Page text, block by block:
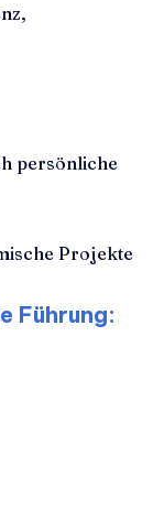
persönliche
Projekte
Führung: